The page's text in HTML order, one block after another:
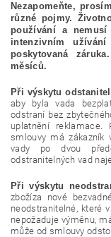
Nezapomeňte,
různé pojmy.
používání a
intenzivním
poskytovaná
měsíců.
Při výskytu
aby byla vada
odstraní bez
uplatnění
smlouvy má zákazník
vady po dvou
odstranitelných vad
Při výskytu
zbožíza nové
neodstranitelné, které
nepožaduje výměnu,
může od smlouvy